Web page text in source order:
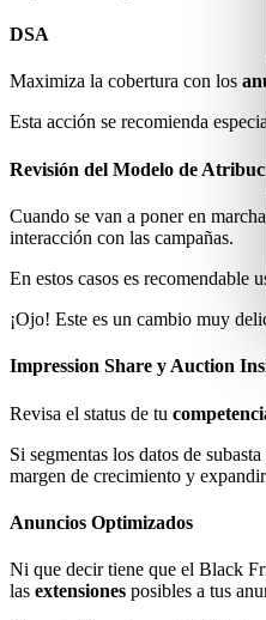
DSA
Maximiza la cobertura con los
Esta acción se recomienda
Revisión del Modelo de
Cuando se van a poner en
interacción con las campañas.
En estos casos es recomendable
¡Ojo! Este es un cambio muy
Impression Share y Auction
Revisa el status de tu
Si segmentas los datos de
margen de crecimiento y
Anuncios Optimizados
Ni que decir tiene que el Black
las extensiones posibles a tus